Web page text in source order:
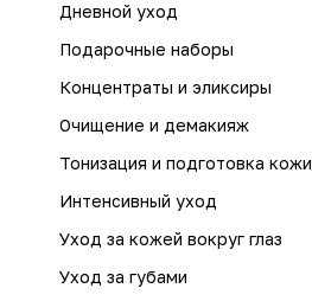
Дневной уход
Подарочные наборы
Концентраты и эликсиры
Очищение и демакияж
Тонизация и подготовка кожи
Интенсивный уход
Уход за кожей вокруг глаз
Уход за губами